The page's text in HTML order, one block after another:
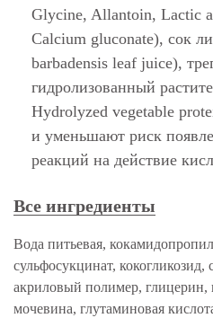
Glycine, Allantoin, Lactic
Calcium gluconate), сок
barbadensis leaf juice),
гидролизованный
Hydrolyzed vegetable
и уменьшают риск
реакций на действие
Все ингредиенты
Вода питьевая,
сульфосукцинат, кокогликозид,
акриловый полимер, глицерин,
мочевина, глутаминовая